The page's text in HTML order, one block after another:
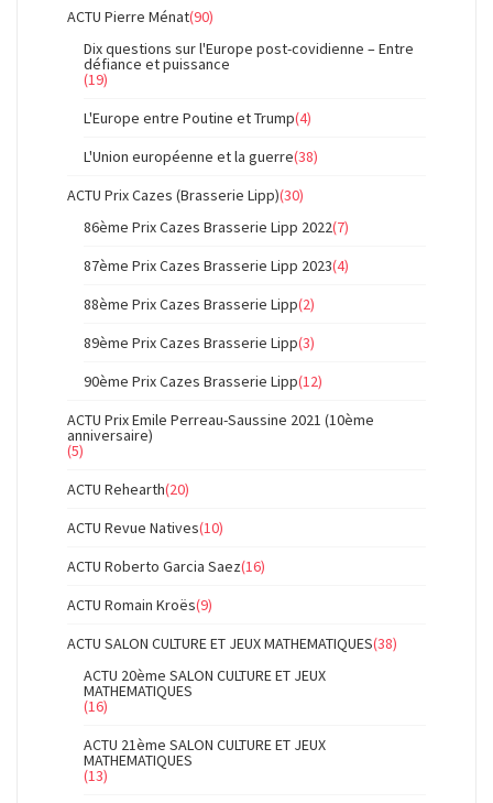
ACTU Pierre Ménat(90)
Dix questions sur l'Europe post-covidienne – Entre
défiance et puissance
(19)
L'Europe entre Poutine et Trump(4)
L'Union européenne et la guerre(38)
ACTU Prix Cazes (Brasserie Lipp)(30)
86ème Prix Cazes Brasserie Lipp 2022(7)
87ème Prix Cazes Brasserie Lipp 2023(4)
88ème Prix Cazes Brasserie Lipp(2)
89ème Prix Cazes Brasserie Lipp(3)
90ème Prix Cazes Brasserie Lipp(12)
ACTU Prix Emile Perreau-Saussine 2021 (10ème
anniversaire)
(5)
ACTU Rehearth(20)
ACTU Revue Natives(10)
ACTU Roberto Garcia Saez(16)
ACTU Romain Kroës(9)
ACTU SALON CULTURE ET JEUX MATHEMATIQUES(38)
ACTU 20ème SALON CULTURE ET JEUX
MATHEMATIQUES
(16)
ACTU 21ème SALON CULTURE ET JEUX
MATHEMATIQUES
(13)